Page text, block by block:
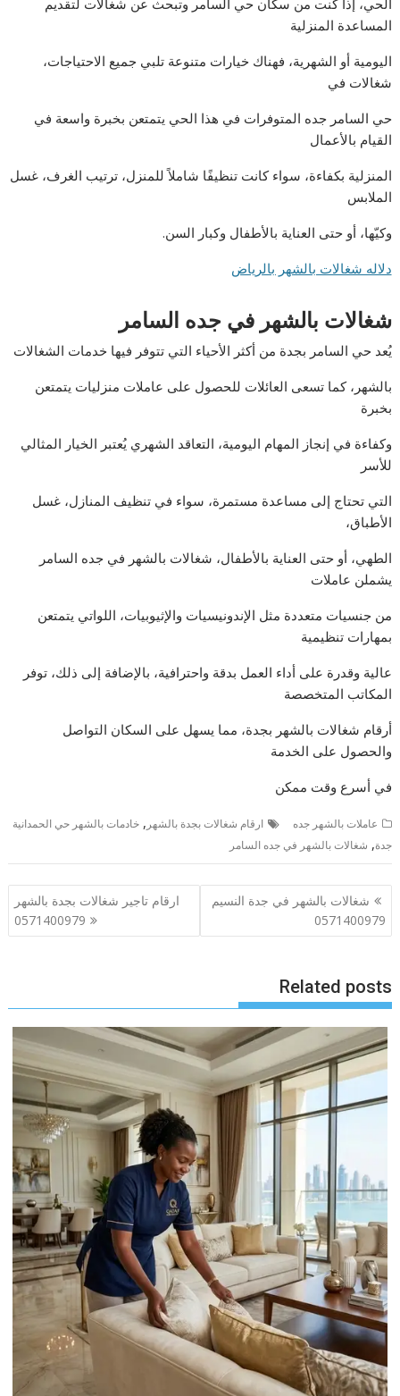
الحي، إذا كنت من سكان حي السامر وتبحث عن شغالات لتقديم
المساعدة المنزلية
اليومية أو الشهرية، فهناك خيارات متنوعة تلبي جميع الاحتياجات،
شغالات في
حي السامر جده المتوفرات في هذا الحي يتمتعن بخبرة واسعة في
القيام بالأعمال
المنزلية بكفاءة، سواء كانت تنظيفًا شاملاً للمنزل، ترتيب الغرف، غسل
الملابس
وكيّها، أو حتى العناية بالأطفال وكبار السن.
دلاله شغالات بالشهر بالرياض
شغالات بالشهر في جده السامر
يُعد حي السامر بجدة من أكثر الأحياء التي تتوفر فيها خدمات الشغالات
بالشهر، كما تسعى العائلات للحصول على عاملات منزليات يتمتعن
بخبرة
وكفاءة في إنجاز المهام اليومية، التعاقد الشهري يُعتبر الخيار المثالي
للأسر
التي تحتاج إلى مساعدة مستمرة، سواء في تنظيف المنازل، غسل
الأطباق،
الطهي، أو حتى العناية بالأطفال، شغالات بالشهر في جده السامر
يشملن عاملات
من جنسيات متعددة مثل الإندونيسيات والإثيوبيات، اللواتي يتمتعن
بمهارات تنظيمية
عالية وقدرة على أداء العمل بدقة واحترافية، بالإضافة إلى ذلك، توفر
المكاتب المتخصصة
أرقام شغالات بالشهر بجدة، مما يسهل على السكان التواصل
والحصول على الخدمة
في أسرع وقت ممكن
عاملات بالشهر جده ارقام شغالات بجدة بالشهر ,خادمات بالشهر حي الحمدانية
جدة, شغالات بالشهر في جده السامر
تصفّح
المقالات
شغالات بالشهر في جدة النسيم
0571400979
ارقام تاجير شغالات بجدة بالشهر
0571400979
Related posts